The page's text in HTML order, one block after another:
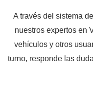
A través del sistema
nuestros expertos en
vehículos y otros
turno, responde las